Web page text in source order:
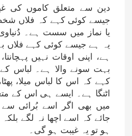
دین سے متعلق کاموں کی
جیسے کوئی کہے کہ فلاں
یا نماز میں سست ہے۔
یہ ہے جیسے کوئی کہے فلاں
ہے، اپنی اوقات نہیں
بہت سونے والا ہے۔ لباس کے
کہے کہ اس کا لباس میلا، پھٹا،
اٹنگا ہے۔ ایسے ہی اس کے
میں بھی اگر اسے بُرائی
جائے کہ اسے اچھا نہ لگے
ہو تو یہ غیبت ہو گی۔